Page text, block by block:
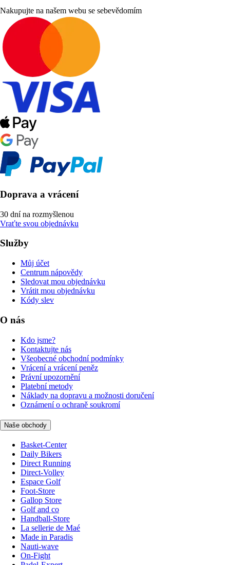
Nakupujte na našem webu se sebevědomím
Doprava a vrácení
30 dní na rozmyšlenou
Vraťte svou objednávku
Služby
Můj účet
Centrum nápovědy
Sledovat mou objednávku
Vrátit mou objednávku
Kódy slev
O nás
Kdo jsme?
Kontaktujte nás
Všeobecné obchodní podmínky
Vrácení a vrácení peněz
Právní upozornění
Platební metody
Náklady na dopravu a možnosti doručení
Oznámení o ochraně soukromí
Naše obchody
Basket-Center
Daily Bikers
Direct Running
Direct-Volley
Espace Golf
Foot-Store
Gallop Store
Golf and co
Handball-Store
La sellerie de Maé
Made in Paradis
Nauti-wave
On-Fight